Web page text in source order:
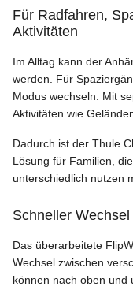
Für Radfahren,
Aktivitäten
Im Alltag kann der
werden. Für
Modus wechseln. Mit
Aktivitäten wie
Dadurch ist der Thule
Lösung für Familien,
unterschiedlich nutzen
Schneller
Das überarbeitete
Wechsel zwischen
können nach oben und